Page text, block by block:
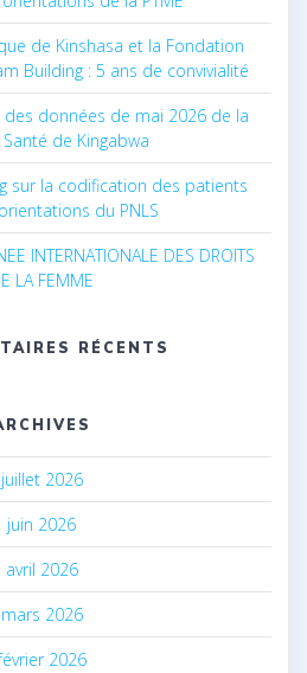
de Kinshasa et la Fondation
Building : 5 ans de convivialité
données de mai 2026 de la
de Kingabwa
sur la codification des patients
du PNLS
INTERNATIONALE DES DROITS
LA FEMME
RÉCENTS
juillet 2026
juin 2026
avril 2026
mars 2026
2026